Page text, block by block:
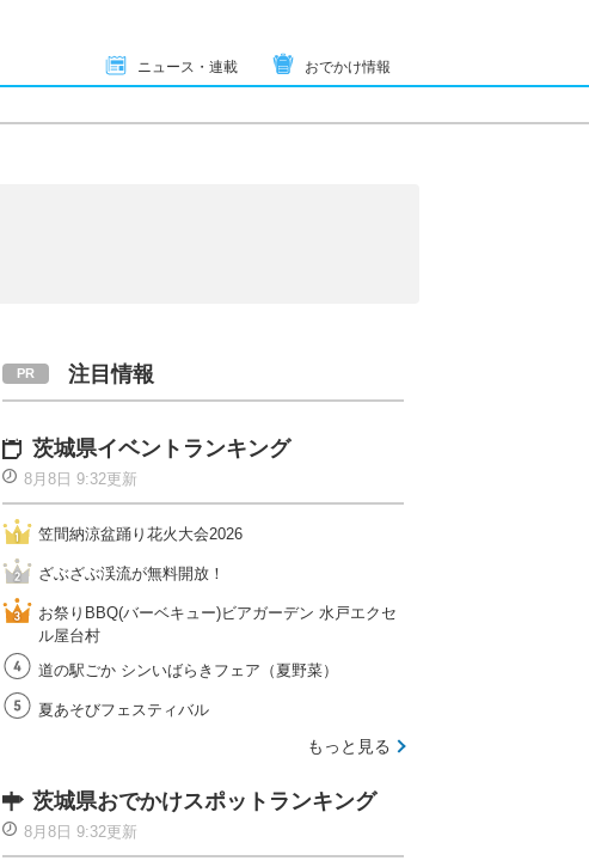
ニュース・連載 おでかけ情報
注目情報
茨城県イベントランキング
8月8日 9:32更新
笠間納涼盆踊り花火大会2026
ざぶざぶ渓流が無料開放！
お祭りBBQ(バーベキュー)ビアガーデン 水戸エクセ
ル屋台村
道の駅ごか シンいばらきフェア（夏野菜）
夏あそびフェスティバル
もっと見る
茨城県おでかけスポットランキング
8月8日 9:32更新